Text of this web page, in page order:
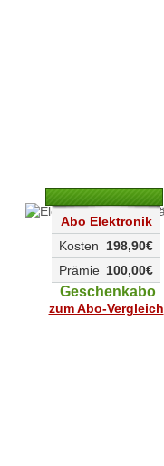
Abo Elektronik
198,90€
Kosten
100,00€
Prämie
Geschenkabo
zum Abo-Vergleich